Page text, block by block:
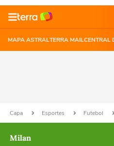
MAPA ASTRALTERRA MAILCENTRAL
Capa Esportes Futebol
Milan